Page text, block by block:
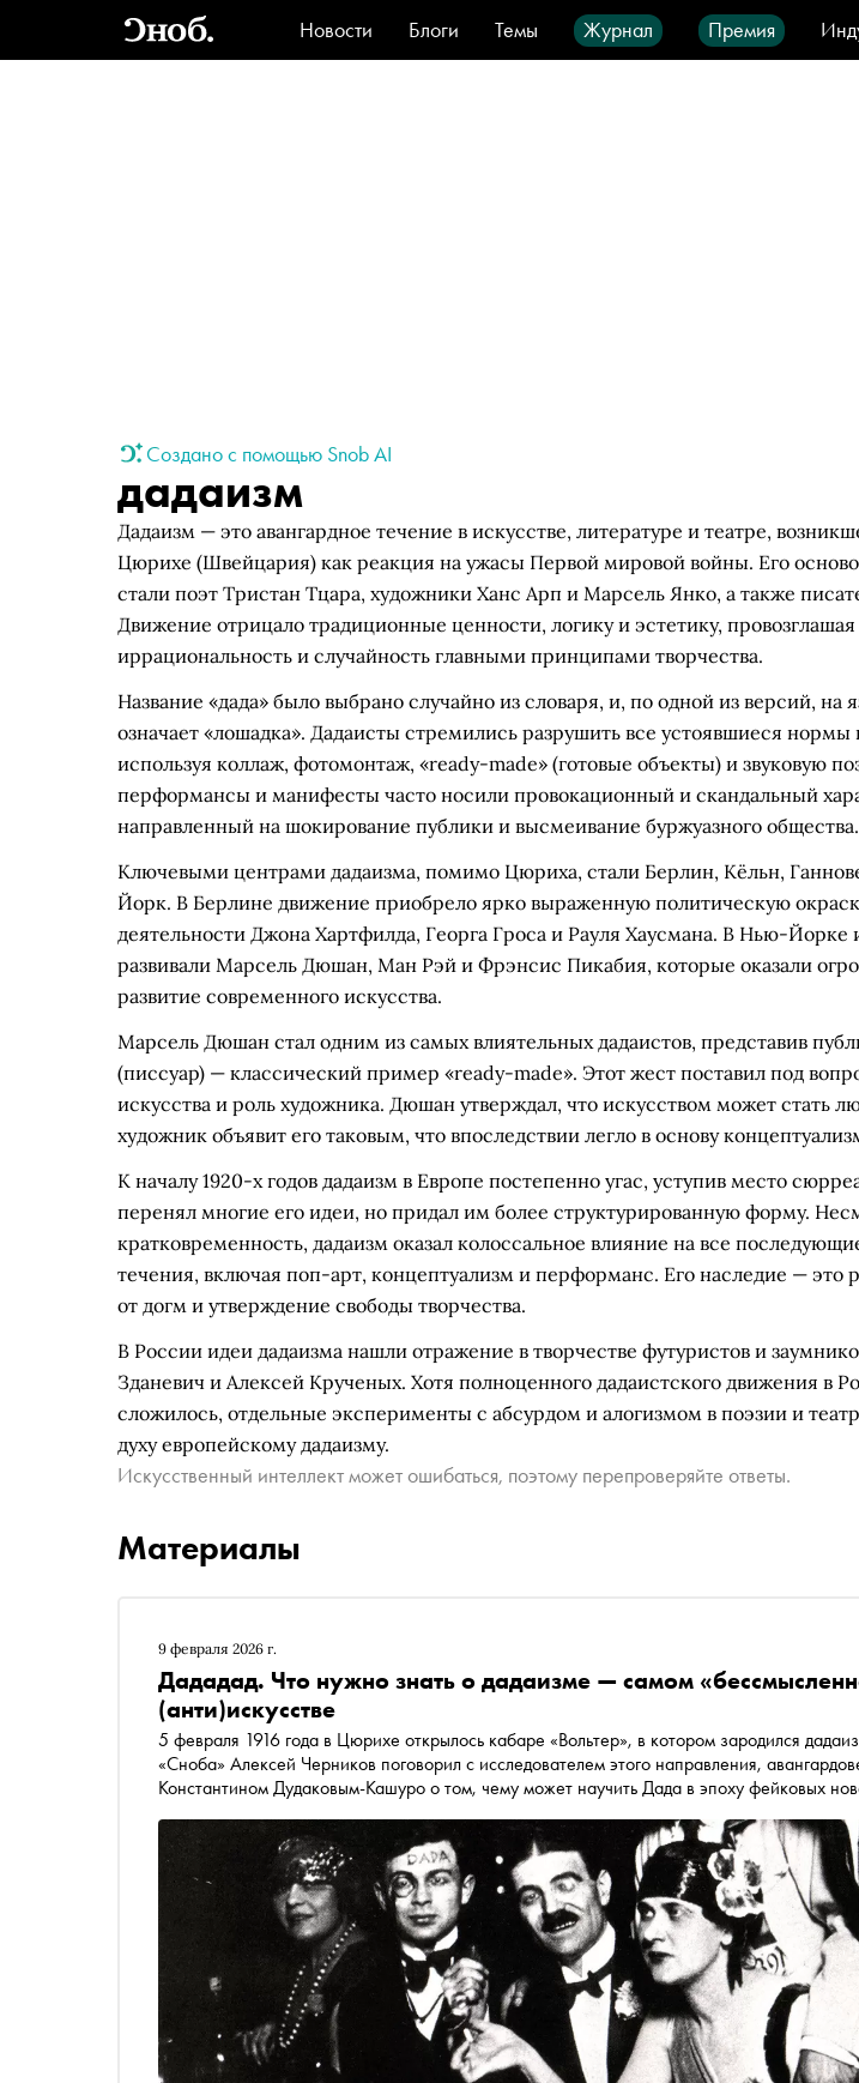
Новости Блоги Темы Журнал Премия
Стиль
Видео Город IT-продукты
Создано с помощью Snob AI
дадаизм
Дадаизм — это авангардное течение в искусстве, литературе и театре,
Цюрихе (Швейцария) как реакция на ужасы Первой мировой войны. Его
стали поэт Тристан Тцара, художники Ханс Арп и Марсель Янко, а также
Движение отрицало традиционные ценности, логику и эстетику, провозглашая
иррациональность и случайность главными принципами творчества.
Название «дада» было выбрано случайно из словаря, и, по одной из версий, на
означает «лошадка». Дадаисты стремились разрушить все устоявшиеся нормы
используя коллаж, фотомонтаж, «ready-made» (готовые объекты) и звуковую
перформансы и манифесты часто носили провокационный и скандальный
направленный на шокирование публики и высмеивание буржуазного общества.
Ключевыми центрами дадаизма, помимо Цюриха, стали Берлин, Кёльн,
Йорк. В Берлине движение приобрело ярко выраженную политическую
деятельности Джона Хартфилда, Георга Гроса и Рауля Хаусмана. В Нью-Йорке
развивали Марсель Дюшан, Ман Рэй и Фрэнсис Пикабия, которые оказали
развитие современного искусства.
Марсель Дюшан стал одним из самых влиятельных дадаистов, представив
(писсуар) — классический пример «ready-made». Этот жест поставил под
искусства и роль художника. Дюшан утверждал, что искусством может стать
художник объявит его таковым, что впоследствии легло в основу
К началу 1920-х годов дадаизм в Европе постепенно угас, уступив место
перенял многие его идеи, но придал им более структурированную форму.
кратковременность, дадаизм оказал колоссальное влияние на все
течения, включая поп-арт, концептуализм и перформанс. Его наследие — это
от догм и утверждение свободы творчества.
В России идеи дадаизма нашли отражение в творчестве футуристов и
Зданевич и Алексей Крученых. Хотя полноценного дадаистского движения в
сложилось, отдельные эксперименты с абсурдом и алогизмом в поэзии и
духу европейскому дадаизму.
Искусственный интеллект может ошибаться, поэтому перепроверяйте ответы.
Материалы
9 февраля 2026 г.
Дададад. Что нужно знать о дадаизме — самом
(анти)искусстве
5 февраля 1916 года в Цюрихе открылось кабаре «Вольтер», в котором зародился
«Сноба» Алексей Черников поговорил с исследователем этого направления,
Константином Дудаковым-Кашуро о том, чему может научить Дада в эпоху фейковых
концентрат красоты, и почему от культа гениального художника до принятия
один шаг